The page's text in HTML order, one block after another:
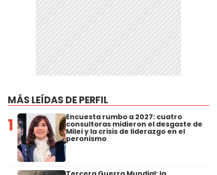
MÁS LEÍDAS DE PERFIL
1 Encuesta rumbo a 2027: cuatro
consultoras midieron el desgaste de
Milei y la crisis de liderazgo en el
peronismo